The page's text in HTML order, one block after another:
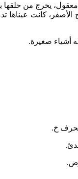
يخرج من حلقها
كانت عيناها
أشياء صغيرة.
خ.